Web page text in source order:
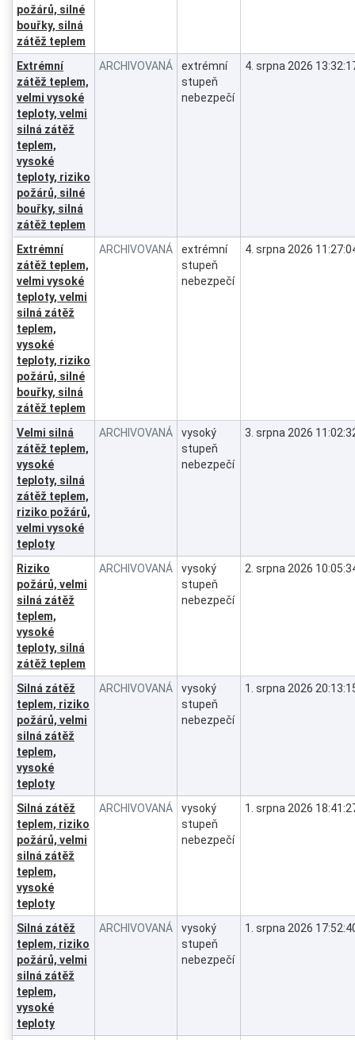
požárů, silné
bouřky, silná
zátěž teplem
Extrémní
zátěž teplem,
velmi vysoké
teploty, velmi
silná zátěž
teplem,
vysoké
teploty, riziko
požárů, silné
bouřky, silná
zátěž teplem
ARCHIVOVANÁ
extrémní
stupeň
nebezpečí
4. srpna 2026
Extrémní
zátěž teplem,
velmi vysoké
teploty, velmi
silná zátěž
teplem,
vysoké
teploty, riziko
požárů, silné
bouřky, silná
zátěž teplem
ARCHIVOVANÁ
extrémní
stupeň
nebezpečí
4. srpna 2026
Velmi silná
zátěž teplem,
vysoké
teploty, silná
zátěž teplem,
riziko požárů,
velmi vysoké
teploty
ARCHIVOVANÁ
vysoký
stupeň
nebezpečí
3. srpna 2026
Riziko
požárů, velmi
silná zátěž
teplem,
vysoké
teploty, silná
zátěž teplem
ARCHIVOVANÁ
vysoký
stupeň
nebezpečí
2. srpna 2026
Silná zátěž
teplem, riziko
požárů, velmi
silná zátěž
teplem,
vysoké
teploty
ARCHIVOVANÁ
vysoký
stupeň
nebezpečí
1. srpna 2026
Silná zátěž
teplem, riziko
požárů, velmi
silná zátěž
teplem,
vysoké
teploty
ARCHIVOVANÁ
vysoký
stupeň
nebezpečí
1. srpna 2026
Silná zátěž
teplem, riziko
požárů, velmi
silná zátěž
teplem,
vysoké
teploty
ARCHIVOVANÁ
vysoký
stupeň
nebezpečí
1. srpna 2026